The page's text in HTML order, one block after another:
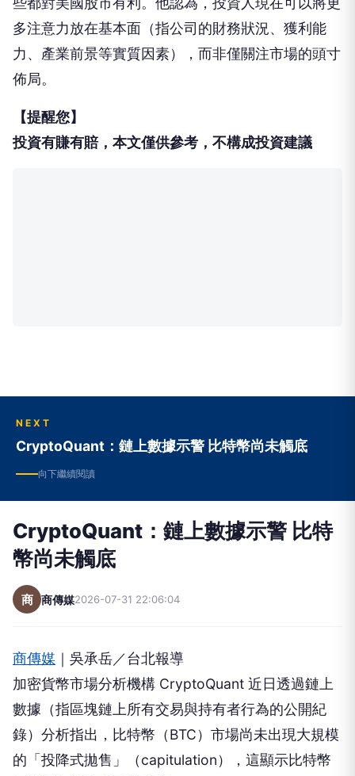
多注意力放在基本面（指公司的財務狀況、獲利能
力、產業前景等實質因素），而非僅關注市場的頭寸
佈局。
【提醒您】
投資有賺有賠，本文僅供參考，不構成投資建議
NEXT
CryptoQuant：鏈上數據示警 比特幣尚未觸底
向下繼續閱讀
CryptoQuant：鏈上數據示警 比特
幣尚未觸底
商 商傳媒2026-07-31 22:06:04
商傳媒 ｜吳承岳／台北報導
加密貨幣市場分析機構 CryptoQuant 近日透過鏈上
數據（指區塊鏈上所有交易與持有者行為的公開紀
錄）分析指出，比特幣（BTC）市場尚未出現大規模
的「投降式拋售」（capitulation），這顯示比特幣